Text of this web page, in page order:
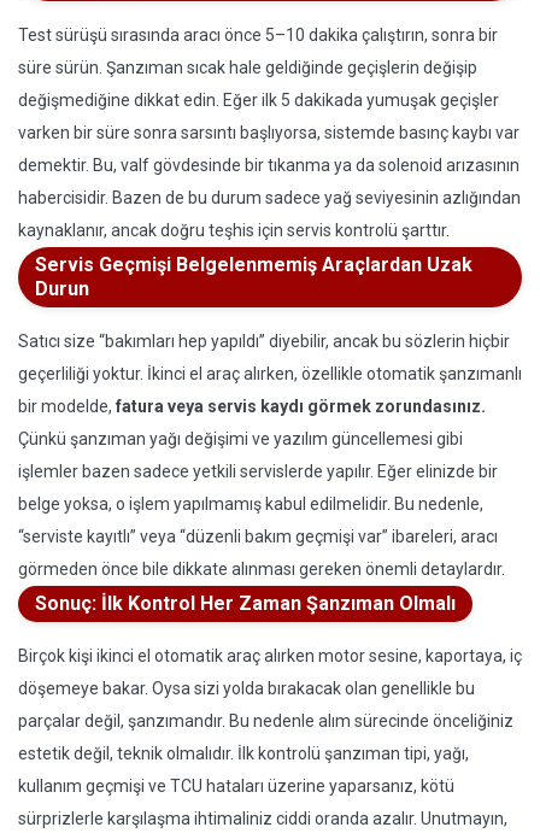
Test sürüşü sırasında aracı önce 5–10 dakika çalıştırın, sonra bir
süre sürün. Şanzıman sıcak hale geldiğinde geçişlerin değişip
değişmediğine dikkat edin. Eğer ilk 5 dakikada yumuşak geçişler
varken bir süre sonra sarsıntı başlıyorsa, sistemde basınç kaybı var
demektir. Bu, valf gövdesinde bir tıkanma ya da solenoid arızasının
habercisidir. Bazen de bu durum sadece yağ seviyesinin azlığından
kaynaklanır, ancak doğru teşhis için servis kontrolü şarttır.
Servis Geçmişi Belgelenmemiş Araçlardan Uzak
Durun
Satıcı size “bakımları hep yapıldı” diyebilir, ancak bu sözlerin hiçbir
geçerliliği yoktur. İkinci el araç alırken, özellikle otomatik şanzımanlı
bir modelde, fatura veya servis kaydı görmek zorundasınız.
Çünkü şanzıman yağı değişimi ve yazılım güncellemesi gibi
işlemler bazen sadece yetkili servislerde yapılır. Eğer elinizde bir
belge yoksa, o işlem yapılmamış kabul edilmelidir. Bu nedenle,
“serviste kayıtlı” veya “düzenli bakım geçmişi var” ibareleri, aracı
görmeden önce bile dikkate alınması gereken önemli detaylardır.
Sonuç: İlk Kontrol Her Zaman Şanzıman Olmalı
Birçok kişi ikinci el otomatik araç alırken motor sesine, kaportaya, iç
döşemeye bakar. Oysa sizi yolda bırakacak olan genellikle bu
parçalar değil, şanzımandır. Bu nedenle alım sürecinde önceliğiniz
estetik değil, teknik olmalıdır. İlk kontrolü şanzıman tipi, yağı,
kullanım geçmişi ve TCU hataları üzerine yaparsanız, kötü
sürprizlerle karşılaşma ihtimaliniz ciddi oranda azalır. Unutmayın,